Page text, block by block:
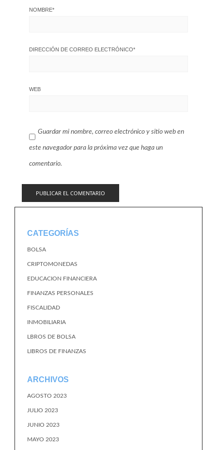
NOMBRE*
DIRECCIÓN DE CORREO ELECTRÓNICO*
WEB
Guardar mi nombre, correo electrónico y sitio web en
este navegador para la próxima vez que haga un
comentario.
CATEGORÍAS
BOLSA
CRIPTOMONEDAS
EDUCACION FINANCIERA
FINANZAS PERSONALES
FISCALIDAD
INMOBILIARIA
LBROS DE BOLSA
LIBROS DE FINANZAS
ARCHIVOS
AGOSTO 2023
JULIO 2023
JUNIO 2023
MAYO 2023